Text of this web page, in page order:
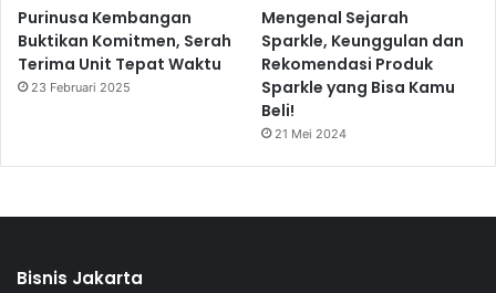
Purinusa Kembangan
Buktikan Komitmen, Serah
Terima Unit Tepat Waktu
23 Februari 2025
Mengenal Sejarah
Sparkle, Keunggulan dan
Rekomendasi Produk
Sparkle yang Bisa Kamu
Beli!
21 Mei 2024
Bisnis Jakarta